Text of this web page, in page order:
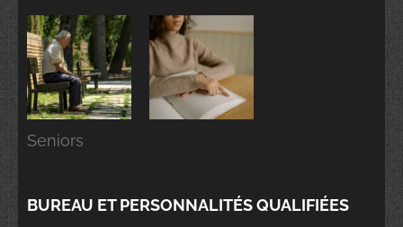
Seniors
BUREAU ET PERSONNALITÉS QUALIFIÉES